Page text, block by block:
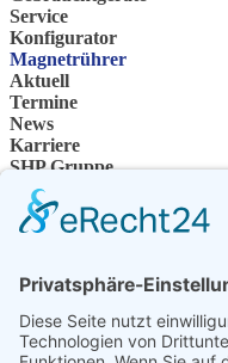
Service
Konfigurator
Magnetrührer
Aktuell
Termine
News
Karriere
SHP Gruppe
Unternehmensgruppe
Ansprechpartner
Kontakt
SHP Fachwissen
SHP FAQ´s
SHP Downloads
Konfigurator